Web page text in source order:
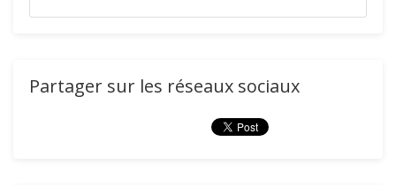
Partager sur les réseaux sociaux